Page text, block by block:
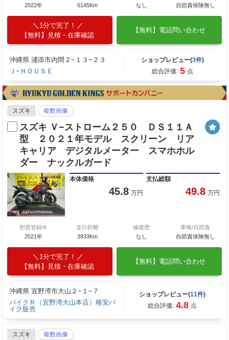
2022年
6145Km
なし
自賠責保険無し
1分で完了！
【無料】見積・在庫確認
【無料】電話問い合わせ
沖縄県 浦添市内間２−１３−２３
Ｊ−ＨＯＵＳＥ
ショップレビュー(3件)
総合評価: 5 点
スズキ 複数画像
スズキ Ｖ−ストローム２５０ ＤＳ１１Ａ
型 ２０２１年モデル スクリーン リア
キャリア デジタルメーター スマホホル
ダー ナックルガード
本体価格
45.8 万円
支払総額
49.8 万円
初度登録年
2021年
走行距離
3933Km
修復歴
なし
車検/自賠責
自賠責保険無し
1分で完了！
【無料】見積・在庫確認
【無料】電話問い合わせ
沖縄県 宜野湾市大山２−１−７
バイクＲ（宜野湾大山本店）格安バ
イク販売
ショップレビュー(11件)
総合評価: 4.8 点
スズキ 複数画像